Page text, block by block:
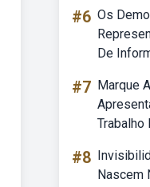
#6 Os
De
#7 Marque
#8
Nascem